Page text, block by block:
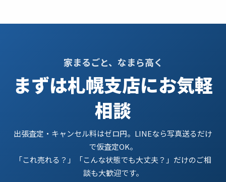
家まるごと、なまら高く
まずは札幌支店にお気軽
相談
出張査定・キャンセル料はゼロ円。LINEなら写真送るだけ
で仮査定OK。
「これ売れる？」「こんな状態でも大丈夫？」だけのご相
談も大歓迎です。